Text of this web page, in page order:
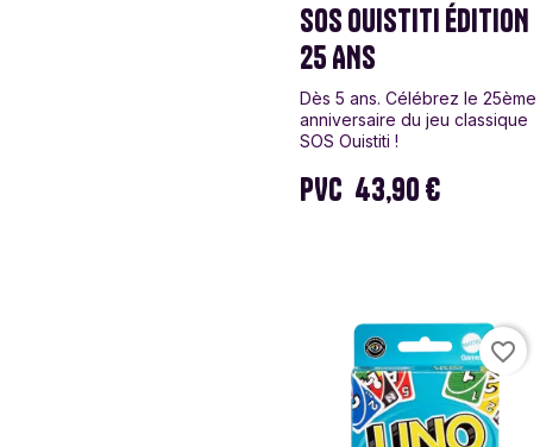
SOS OUISTITI ÉDITION
25 ANS
Dès 5 ans. Célébrez le 25ème
anniversaire du jeu classique
SOS Ouistiti !
PVC 43,90 €
favorite_border